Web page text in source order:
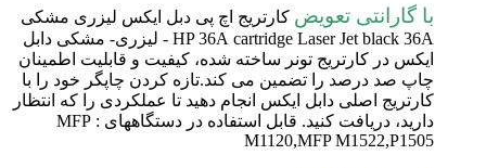
با گارانتی تعویض کارتریج اچ پی دبل ایکس لیزری مشکی
HP 36A cartridge Laser
Jet black 36A - لیزری- مشکی دابل
ایکس در کارتریج تونر ساخته شده، کیفیت و قابلیت اطمینان
چاپ صد درصد را تضمین می کند.تازه کردن چاپگر خود را با
کارتریج اصلی دابل ایکس انجام دهید تا عملکردی را که انتظار
دارید، دریافت کنید. قابل استفاده در دستگاههای : MFP
M1120,MFP M1522,P1505